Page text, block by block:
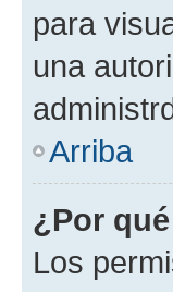
para
una
Arriba
¿Por
Los